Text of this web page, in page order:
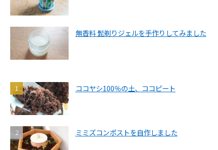
無香料 髭剃りジェルを手作りしてみました
ココヤシ100％の土、ココピート
ミミズコンポストを自作しました